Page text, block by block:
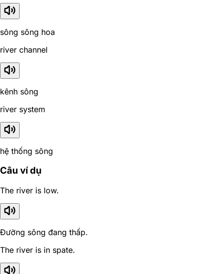
sông sông hoa
river channel
kênh sông
river system
hệ thống sông
Câu ví dụ
The river is low.
Đường sông đang thấp.
The river is in spate.